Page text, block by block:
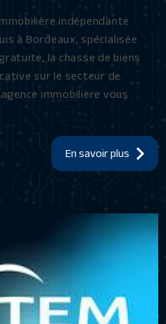
indépendante
à Bordeaux, spécialisée
la chasse de biens
sur le secteur de
immobilière vous
En savoir plus